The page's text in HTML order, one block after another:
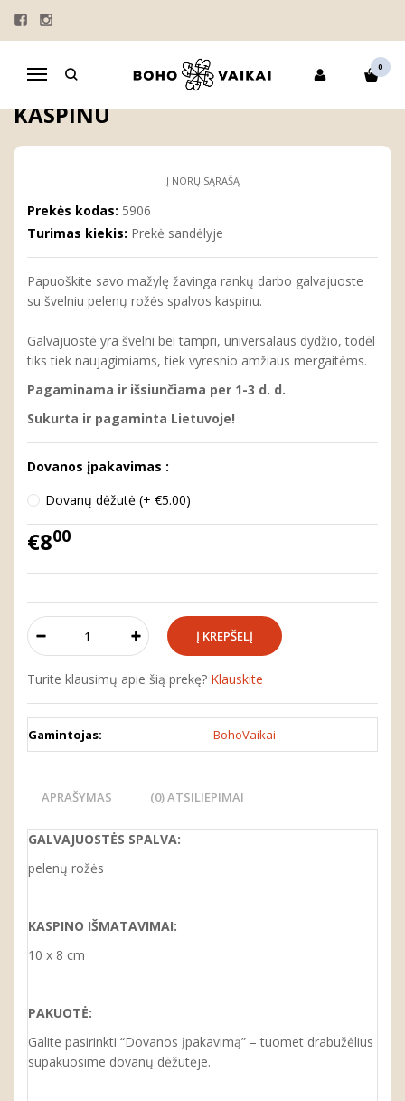
Navigacija
0
Pagrindinis
GALVAJUOSTĖS
Galvajuostė su rausvu spalvos kaspinu
GALVAJUOSTĖ SU RAUSVU SPALVOS
KASPINU
Į NORŲ SĄRAŠĄ
Prekės kodas: 5906
Turimas kiekis: Prekė sandėlyje
Papuoškite savo mažylę žavinga rankų darbo galvajuoste
su švelniu pelenų rožės spalvos kaspinu.
Galvajuostė yra švelni bei tampri, universalaus dydžio, todėl
tiks tiek naujagimiams, tiek vyresnio amžiaus mergaitėms.
Pagaminama ir išsiunčiama per 1-3 d. d.
Sukurta ir pagaminta Lietuvoje!
Dovanos įpakavimas :
Dovanų dėžutė (+ €5.00)
€800
Turite klausimų apie šią prekę? Klauskite
Gamintojas: BohoVaikai
APRAŠYMAS (0) ATSILIEPIMAI
GALVAJUOSTĖS SPALVA:
pelenų rožės
KASPINO IŠMATAVIMAI:
10 x 8 cm
PAKUOTĖ:
Galite pasirinkti “Dovanos įpakavimą” – tuomet drabužėlius
supakuosime dovanų dėžutėje.